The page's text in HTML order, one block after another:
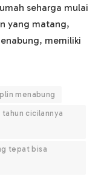
seharga mulai
yang matang,
memiliki
menabung
tahun cicilannya
tepat bisa